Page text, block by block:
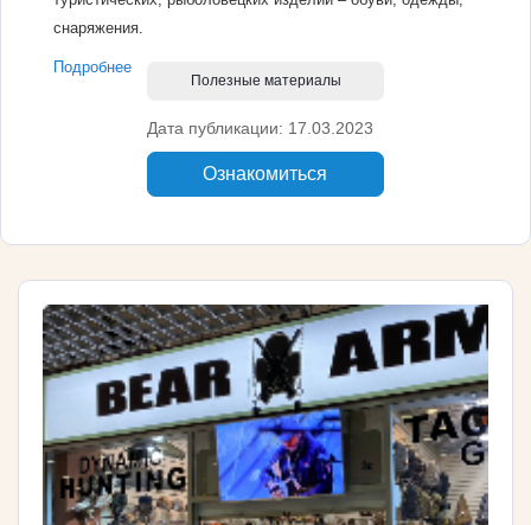
снаряжения.
Подробнее
Полезные материалы
Дата публикации: 17.03.2023
Ознакомиться